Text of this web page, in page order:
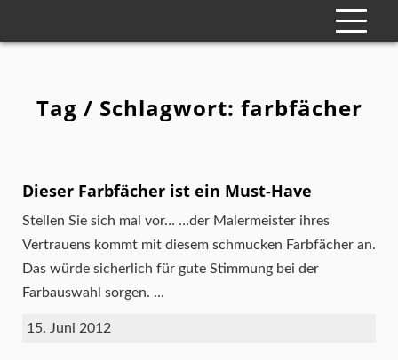
Tag / Schlagwort: farbfächer
Dieser Farbfächer ist ein Must-Have
Stellen Sie sich mal vor… …der Malermeister ihres
Vertrauens kommt mit diesem schmucken Farbfächer an.
Das würde sicherlich für gute Stimmung bei der
Farbauswahl sorgen. ...
15. Juni 2012